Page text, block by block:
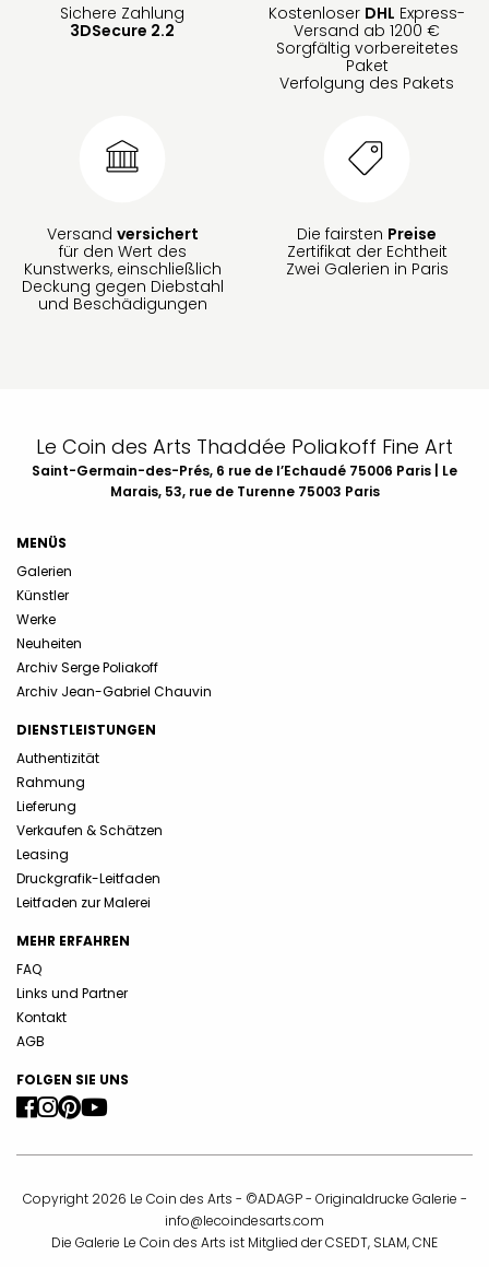
Sichere Zahlung
3DSecure 2.2
Kostenloser DHL Express-
Versand ab 1200 €
Sorgfältig vorbereitetes
Paket
Verfolgung des Pakets
Versand versichert
für den Wert des
Kunstwerks, einschließlich
Deckung gegen Diebstahl
und Beschädigungen
Die fairsten Preise
Zertifikat der Echtheit
Zwei Galerien in Paris
Le Coin des Arts Thaddée Poliakoff Fine Art
Saint-Germain-des-Prés, 6 rue de l’Echaudé 75006 Paris | Le
Marais, 53, rue de Turenne 75003 Paris
MENÜS
Galerien
Künstler
Werke
Neuheiten
Archiv Serge Poliakoff
Archiv Jean-Gabriel Chauvin
DIENSTLEISTUNGEN
Authentizität
Rahmung
Lieferung
Verkaufen & Schätzen
Leasing
Druckgrafik-Leitfaden
Leitfaden zur Malerei
MEHR ERFAHREN
FAQ
Links und Partner
Kontakt
AGB
FOLGEN SIE UNS
Copyright 2026 Le Coin des Arts - ©ADAGP - Originaldrucke Galerie -
info@lecoindesarts.com
Die Galerie Le Coin des Arts ist Mitglied der CSEDT, SLAM, CNE